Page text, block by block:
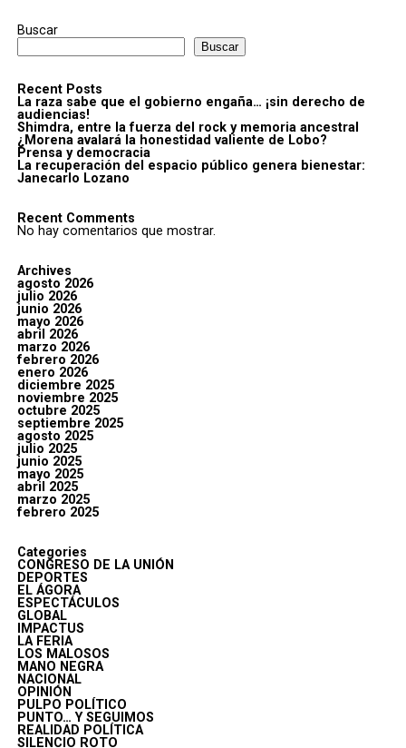
Buscar
Buscar
Recent Posts
La raza sabe que el gobierno engaña… ¡sin derecho de
audiencias!
Shimdra, entre la fuerza del rock y memoria ancestral
¿Morena avalará la honestidad valiente de Lobo?
Prensa y democracia
La recuperación del espacio público genera bienestar:
Janecarlo Lozano
Recent Comments
No hay comentarios que mostrar.
Archives
agosto 2026
julio 2026
junio 2026
mayo 2026
abril 2026
marzo 2026
febrero 2026
enero 2026
diciembre 2025
noviembre 2025
octubre 2025
septiembre 2025
agosto 2025
julio 2025
junio 2025
mayo 2025
abril 2025
marzo 2025
febrero 2025
Categories
CONGRESO DE LA UNIÓN
DEPORTES
EL ÁGORA
ESPECTÁCULOS
GLOBAL
IMPACTUS
LA FERIA
LOS MALOSOS
MANO NEGRA
NACIONAL
OPINIÓN
PULPO POLÍTICO
PUNTO… Y SEGUIMOS
REALIDAD POLÍTICA
SILENCIO ROTO